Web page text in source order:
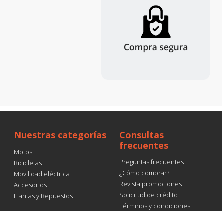
Nuestras categorías
Motos
Bicicletas
Movilidad eléctrica
Accesorios
Llantas y Repuestos
Consultas
frecuentes
Preguntas frecuentes
¿Cómo comprar?
Revista promociones
Solicitud de crédito
Términos y condiciones